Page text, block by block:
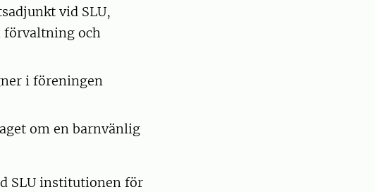
vid SLU,
förvaltning och
i föreningen
om en barnvänlig
SLU institutionen för